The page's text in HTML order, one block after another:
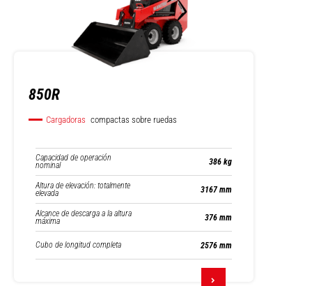
850R
Cargadoras compactas sobre ruedas
Capacidad de operación
nominal 386 kg
Altura de elevación: totalmente
elevada 3167 mm
Alcance de descarga a la altura
máxima 376 mm
Cubo de longitud completa 2576 mm